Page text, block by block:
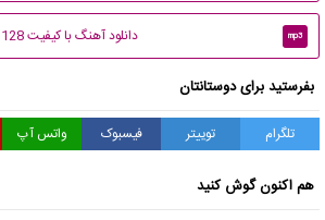
mp3 دانلود آهنگ با کیفیت 128
بفرستید برای دوستانتان
تلگرام توییتر فیسبوک واتس آپ
هم اکنون گوش کنید